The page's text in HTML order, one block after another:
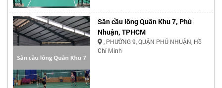
Sân cầu lông Quân Khu 7, Phú
Nhuận, TPHCM
, PHƯỜNG 9, QUẬN PHÚ NHUẬN, Hồ
Chí Minh